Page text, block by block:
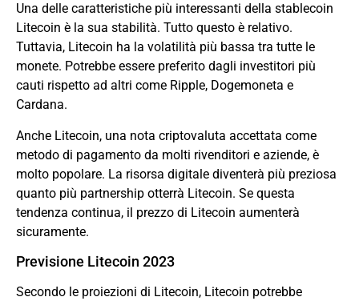
Una delle caratteristiche più interessanti della stablecoin
Litecoin è la sua stabilità. Tutto questo è relativo.
Tuttavia, Litecoin ha la volatilità più bassa tra tutte le
monete. Potrebbe essere preferito dagli investitori più
cauti rispetto ad altri come Ripple, Dogemoneta e
Cardana.
Anche Litecoin, una nota criptovaluta accettata come
metodo di pagamento da molti rivenditori e aziende, è
molto popolare. La risorsa digitale diventerà più preziosa
quanto più partnership otterrà Litecoin. Se questa
tendenza continua, il prezzo di Litecoin aumenterà
sicuramente.
Previsione Litecoin 2023
Secondo le proiezioni di Litecoin, Litecoin potrebbe